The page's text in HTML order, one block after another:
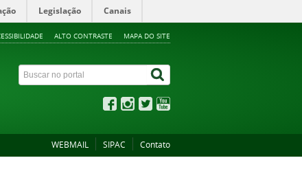
Legislação Canais
ALTO CONTRASTE MAPA DO SITE
WEBMAIL SIPAC Contato